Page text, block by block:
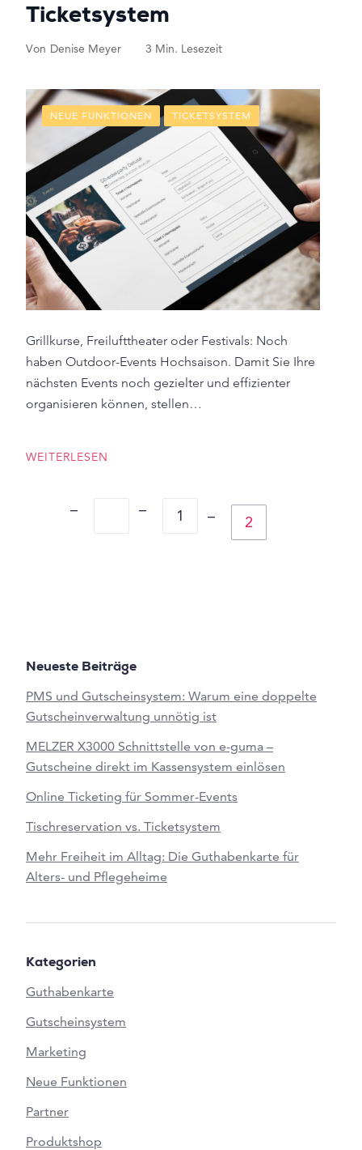
Neueste Beiträge
PMS und Gutscheinsystem: Warum eine doppelte
Gutscheinverwaltung unnötig ist
MELZER X3000 Schnittstelle von e-guma –
Gutscheine direkt im Kassensystem einlösen
Online Ticketing für Sommer-Events
Tischreservation vs. Ticketsystem
Mehr Freiheit im Alltag: Die Guthabenkarte für
Alters- und Pflegeheime
Kategorien
Guthabenkarte
Gutscheinsystem
Marketing
Neue Funktionen
Partner
Produktshop
Ticketsystem
Von Denise Meyer 3 Min. Lesezeit
NEUE FUNKTIONEN TICKETSYSTEM
Grillkurse, Freilufttheater oder Festivals: Noch
haben Outdoor-Events Hochsaison. Damit Sie Ihre
nächsten Events noch gezielter und effizienter
organisieren können, stellen…
WEITERLESEN
1 2